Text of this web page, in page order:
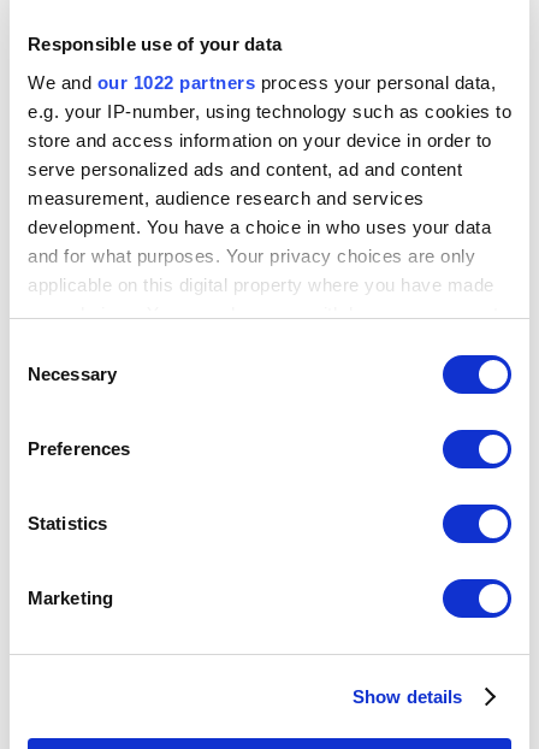
Responsible use of your data
We and our 1022 partners process your personal data,
e.g. your IP-number, using technology such as cookies to
store and access information on your device in order to
serve personalized ads and content, ad and content
measurement, audience research and services
development. You have a choice in who uses your data
and for what purposes. Your privacy choices are only
applicable on this digital property where you have made
your choices. You can change or withdraw your consent
the Privacy trigger icon.
Collect information about your geographical
meters
Identify your device by actively scanning it for
Find out more about how your personal data is processed
We use cookies to personalize content and ads, to
Selection
Necessary
Preferences
Statistics
Marketing
Show details
inventario pero finciona muy bien como comandas separadas